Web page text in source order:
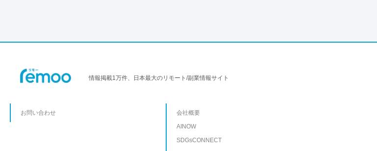
情報掲載1万件、日本最大のリモート/副業情報サイト
お問い合わせ
会社概要
AINOW
SDGsCONNECT